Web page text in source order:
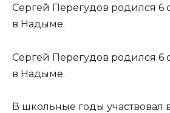
Сергей Перегудов родился 6
в Надыме.
Сергей Перегудов родился 6
в Надыме.
В школьные годы участвовал